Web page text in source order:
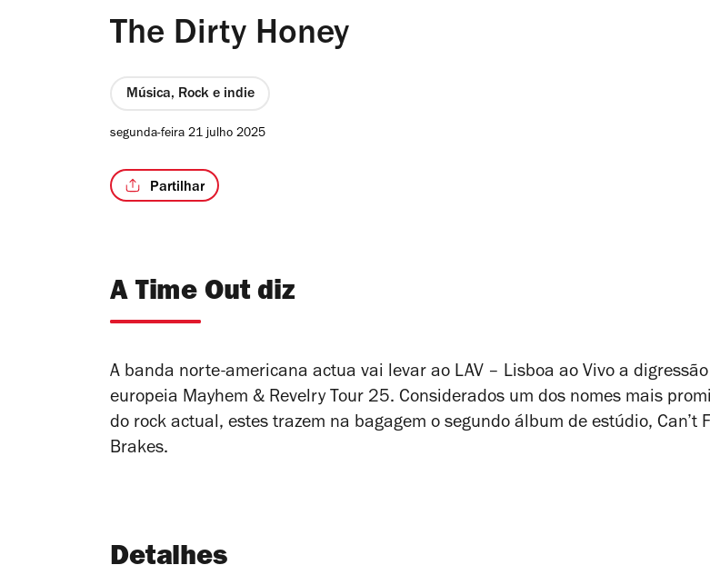
The Dirty Honey
Música, Rock e indie
segunda-feira 21 julho 2025
Partilhar
A Time Out diz
A banda norte-americana actua vai levar ao LAV – Lisboa ao Vivo a digressão
europeia Mayhem & Revelry Tour 25. Considerados um dos nomes mais
do rock actual, estes trazem na bagagem o segundo álbum de estúdio, Can’t
Brakes.
Detalhes